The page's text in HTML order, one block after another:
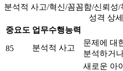
분석적 사고/혁신/꼼꼼함/신뢰성/
성격 상
중요도 업무수행능력
85 분석적 사고
문제에 대
분석하거
새로운 아